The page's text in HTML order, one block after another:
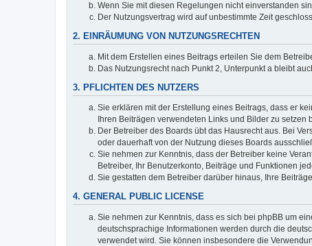
Wenn Sie mit diesen Regelungen nicht einverstanden
Der Nutzungsvertrag wird auf unbestimmte Zeit
2. EINRÄUMUNG VON NUTZUNGSRECHTEN
Mit dem Erstellen eines Beitrags erteilen Sie dem
Das Nutzungsrecht nach Punkt 2, Unterpunkt a bleibt
3. PFLICHTEN DES NUTZERS
Sie erklären mit der Erstellung eines Beitrags, dass er
Ihren Beiträgen verwendeten Links und Bilder zu setzen
Der Betreiber des Boards übt das Hausrecht aus. Bei
oder dauerhaft von der Nutzung dieses Boards
Sie nehmen zur Kenntnis, dass der Betreiber keine
Betreiber, Ihr Benutzerkonto, Beiträge und Funktionen
Sie gestatten dem Betreiber darüber hinaus, Ihre
4. GENERAL PUBLIC LICENSE
Sie nehmen zur Kenntnis, dass es sich bei phpBB um eine
deutschsprachige Informationen werden durch die
verwendet wird. Sie können insbesondere die